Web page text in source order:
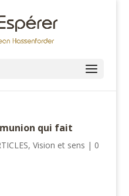
qui fait
, Vision et sens | 0